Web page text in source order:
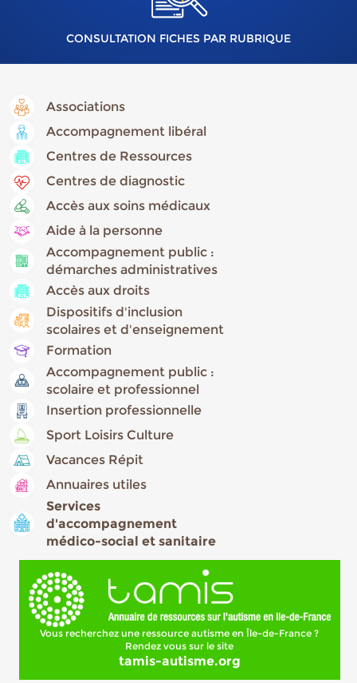
CONSULTATION FICHES PAR RUBRIQUE
Associations
Accompagnement libéral
Centres de Ressources
Centres de diagnostic
Accès aux soins médicaux
Aide à la personne
Accompagnement public :
démarches administratives
Accès aux droits
Dispositifs d'inclusion
scolaires et d'enseignement
Formation
Accompagnement public :
scolaire et professionnel
Insertion professionnelle
Sport Loisirs Culture
Vacances Répit
Annuaires utiles
Services
d'accompagnement
médico-social et sanitaire
Vous recherchez une ressource autisme en Île-de-France ?
Rendez vous sur le site
tamis-autisme.org